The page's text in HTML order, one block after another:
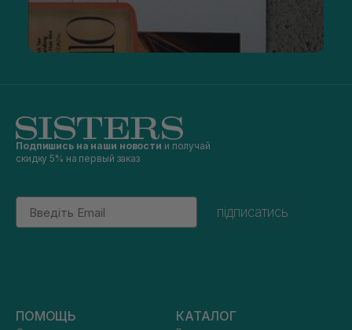
Подпишись на наши новости и получай
скидку 5% на первый заказ
Email
підписатись
ПОМОЩЬ КАТАЛОГ